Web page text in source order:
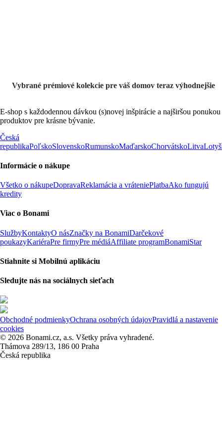
Vybrané prémiové kolekcie pre váš domov teraz výhodnejšie
E-shop s každodennou dávkou (s)novej inšpirácie a najširšou ponukou
produktov pre krásne bývanie.
Česká
republikaPoľskoSlovenskoRumunskoMaďarskoChorvátskoLitva
Informácie o nákupe
Všetko o nákupeDopravaReklamácia a vráteniePlatbaAko fungujú
kredity
Viac o Bonami
SlužbyKontaktyO násZnačky na BonamiDarčekové
poukazyKariéraPre firmyPre médiáAffiliate programBonamiStar
Stiahnite si Mobilnú aplikáciu
Sledujte nás na sociálnych sieťach
Obchodné podmienkyOchrana osobných údajovPravidlá a nastavenie
cookies
© 2026 Bonami.cz, a.s. Všetky práva vyhradené.
Thámova 289/13, 186 00 Praha
Česká republika